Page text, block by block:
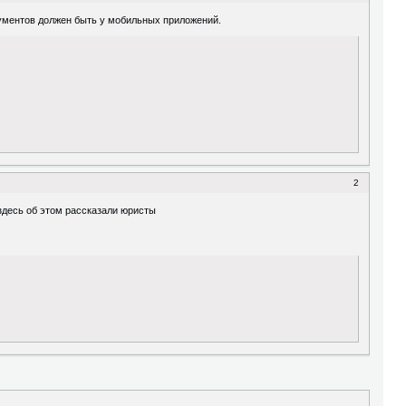
должен быть у мобильных приложений.
2
об этом рассказали юристы